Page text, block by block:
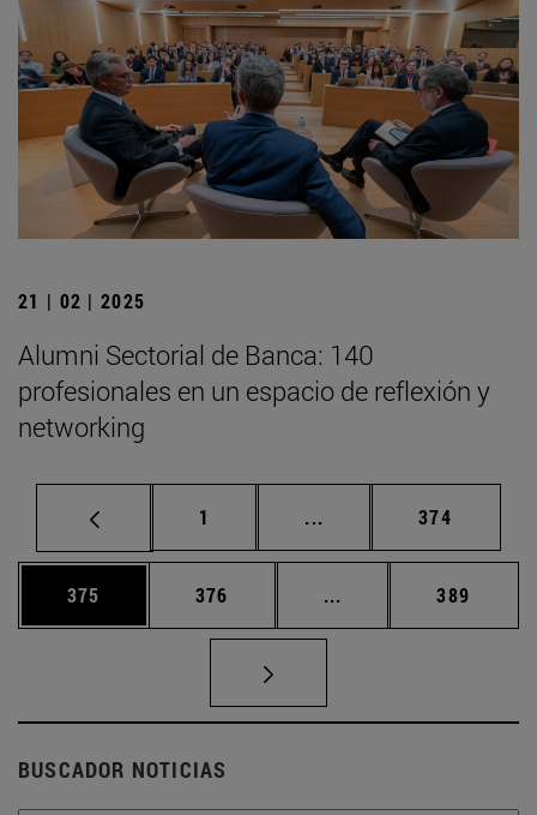
21 | 02 | 2025
Alumni Sectorial de Banca: 140
profesionales en un espacio de reflexión y
networking
Página
1 ... Páginas intermedias
Página
374
Página
375 Página
376 ... Páginas intermedias
Página
389
BUSCADOR NOTICIAS